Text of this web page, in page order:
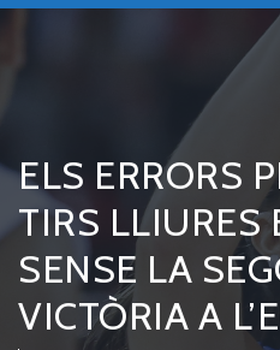
ELS ERRORS
TIRS LLIURES
SENSE LA
VICTÒRIA A